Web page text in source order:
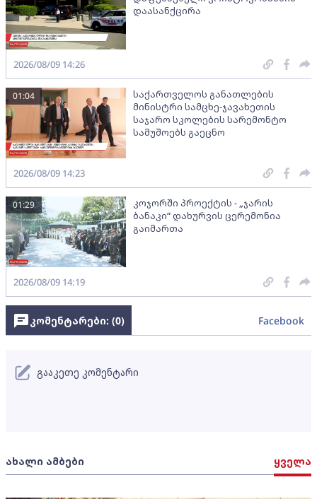
დაასანქცირა
2026/08/09 14:26
საქართველოს განათლების
მინისტრი სამცხე-ჯავახეთის
საჯარო სკოლების სარემონტო
სამუშოებს გაეცნო
01:04
2026/08/09 14:23
კოჯორში პროექტის - „ჯარის
ბანაკი“ დახურვის ცერემონია
გაიმართა
01:29
2026/08/09 14:19
ახალი ამბები ყველა
კომენტარები: (0) Facebook
გააკეთე კომენტარი